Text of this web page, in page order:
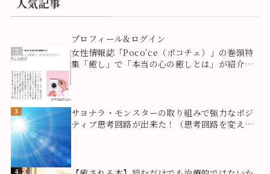
人気記事
プロフィール&ログイン
2
女性情報誌「Poco’ce（ポコチェ）」の巻頭特
集「癒し」で「本当の心の癒しとは」が紹介さ
3
サヨナラ・モンスターの取り組みで強力なポジ
ティブ思考回路が出来た！（思考回路を変える
4